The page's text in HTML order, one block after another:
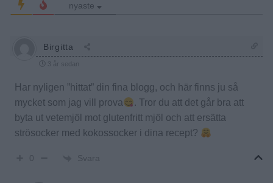
nyaste
Birgitta
3 år sedan
Har nyligen ”hittat” din fina blogg, och här finns ju så
mycket som jag vill prova
. Tror du att det går bra att
byta ut vetemjöl mot glutenfritt mjöl och att ersätta
strösocker med kokossocker i dina recept?
0 Svara